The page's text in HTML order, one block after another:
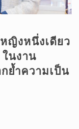
ญิงหนึ่งเดียว
นงาน
อกย้ำความเป็น